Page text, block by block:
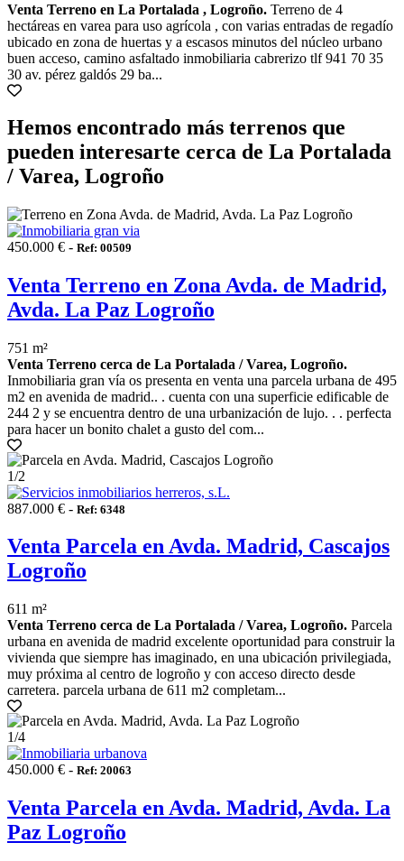
Venta Terreno en La Portalada , Logroño. Terreno de 4
hectáreas en varea para uso agrícola , con varias entradas de regadío
ubicado en zona de huertas y a escasos minutos del núcleo urbano
buen acceso, camino asfaltado inmobiliaria cabrerizo tlf 941 70 35
30 av. pérez galdós 29 ba...
Hemos encontrado más terrenos que
pueden interesarte cerca de La Portalada
/ Varea, Logroño
450.000 € - Ref: 00509
Venta Terreno en Zona Avda. de Madrid,
Avda. La Paz Logroño
751 m²
Venta Terreno cerca de La Portalada / Varea, Logroño.
Inmobiliaria gran vía os presenta en venta una parcela urbana de 495
m2 en avenida de madrid.. . cuenta con una superficie edificable de
244 2 y se encuentra dentro de una urbanización de lujo. . . perfecta
para hacer un bonito chalet a gusto del com...
1/2
887.000 € - Ref: 6348
Venta Parcela en Avda. Madrid, Cascajos
Logroño
611 m²
Venta Terreno cerca de La Portalada / Varea, Logroño. Parcela
urbana en avenida de madrid excelente oportunidad para construir la
vivienda que siempre has imaginado, en una ubicación privilegiada,
muy próxima al centro de logroño y con acceso directo desde
carretera. parcela urbana de 611 m2 completam...
1/4
450.000 € - Ref: 20063
Venta Parcela en Avda. Madrid, Avda. La
Paz Logroño